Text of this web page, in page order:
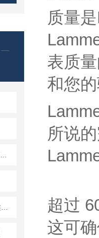
质量
表质
和您
所说
超过
这可